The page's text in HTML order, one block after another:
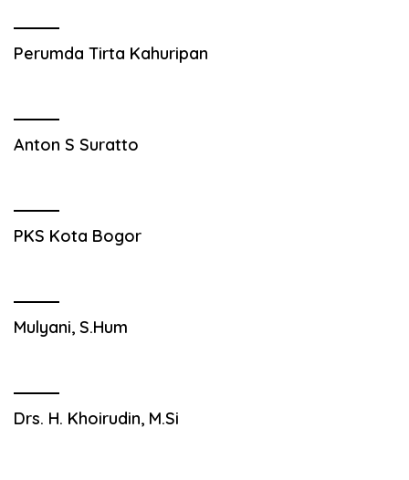
Perumda Tirta Kahuripan
Anton S Suratto
PKS Kota Bogor
Mulyani, S.Hum
Drs. H. Khoirudin, M.Si